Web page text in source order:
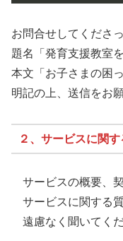
お問合せしてくださ
題名「発育支援教室
本文「お子さまの困
明記の上、送信をお
２、サービスに関す
サービスの概要、
サービスに関する質
遠慮なく聞いてくだ